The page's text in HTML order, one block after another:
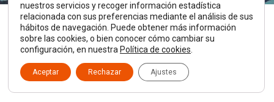
SNOW LOVE
octubre 05, 2016
nuestros servicios y recoger información estadística
relacionada con sus preferencias mediante el análisis de sus
hábitos de navegación. Puede obtener más información
sobre las cookies, o bien conocer cómo cambiar su
configuración, en nuestra Política de cookies
Aceptar Rechazar Ajustes